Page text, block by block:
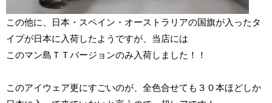
この他に、日本・スペイン・オーストラリアの国旗が入ったタ
イプが日本に入荷したようですが、当店には
このマン島ＴＴバージョンのみ入荷しました！！
このアイウェア更にすごいのが、全色合せても３０本ほどしか